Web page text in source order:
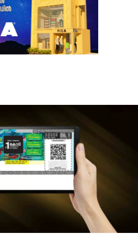
ആര്?; ധനലക്ഷ്മി ലോട്ടറി ഫലം
വകുപ്പിന്റെ ധനലക്ഷ്മി
എറണാകുളത്ത്...